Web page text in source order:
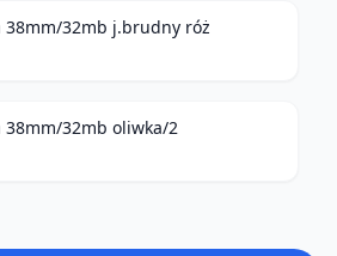
38mm/32mb j.brudny róż
38mm/32mb oliwka/2